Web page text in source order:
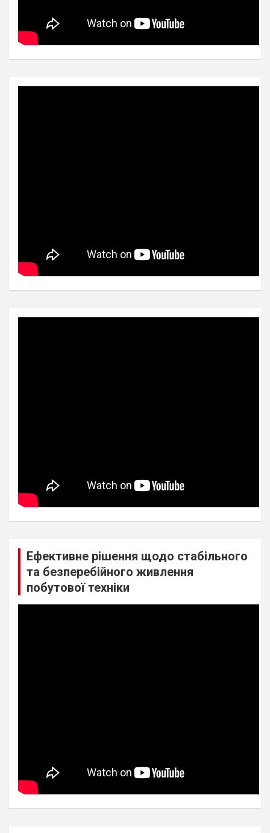
Ефективне рішення щодо стабільного
та безперебійного живлення
побутової техніки